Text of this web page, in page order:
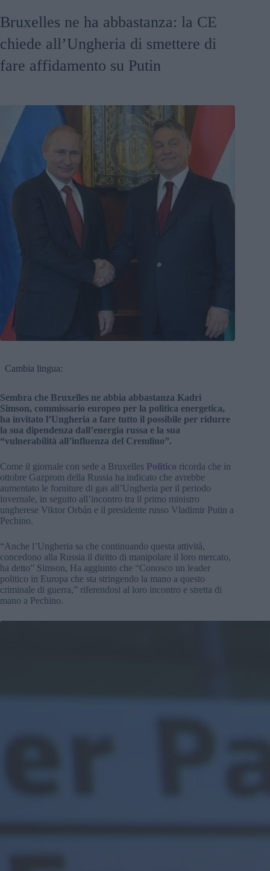
Bruxelles ne ha abbastanza: la CE
chiede all’Ungheria di smettere di
fare affidamento su Putin
Cambia lingua:
Sembra che Bruxelles ne abbia abbastanza Kadri
Simson, commissario europeo per la politica energetica,
ha invitato l’Ungheria a fare tutto il possibile per ridurre
la sua dipendenza dall’energia russa e la sua
“vulnerabilità all’influenza del Cremlino”.
Come il giornale con sede a Bruxelles Politico ricorda che in
ottobre Gazprom della Russia ha indicato che avrebbe
aumentato le forniture di gas all’Ungheria per il periodo
invernale, in seguito all’incontro tra il primo ministro
ungherese Viktor Orbán e il presidente russo Vladimir Putin a
Pechino.
“Anche l’Ungheria sa che continuando questa attività,
concedono alla Russia il diritto di manipolare il loro mercato,
ha detto” Simson, Ha aggiunto che “Conosco un leader
politico in Europa che sta stringendo la mano a questo
criminale di guerra,” riferendosi al loro incontro e stretta di
mano a Pechino.